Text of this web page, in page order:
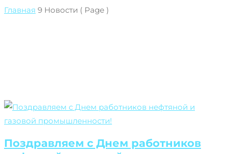
Главная 9 Новости ( Page )
Поздравляем с Днем работников